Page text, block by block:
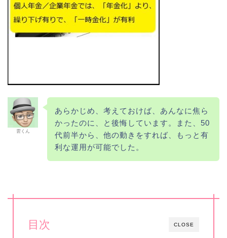
雲くん
あらかじめ、考えておけば、あんなに焦ら
かったのに、と後悔しています。また、50
代前半から、他の動きをすれば、もっと有
利な運用が可能でした。
CLOSE
目次